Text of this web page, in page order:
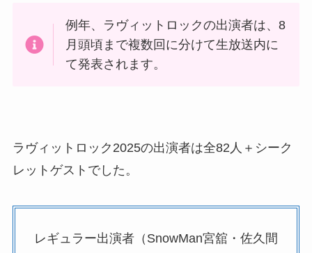
例年、ラヴィットロックの出演者は、8
月頭頃まで複数回に分けて生放送内に
て発表されます。
ラヴィットロック2025の出演者は全82人＋シーク
レットゲストでした。
レギュラー出演者（SnowMan宮舘・佐久間